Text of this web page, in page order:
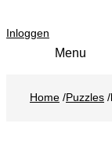
de
Inloggen
Home /Puzzles /